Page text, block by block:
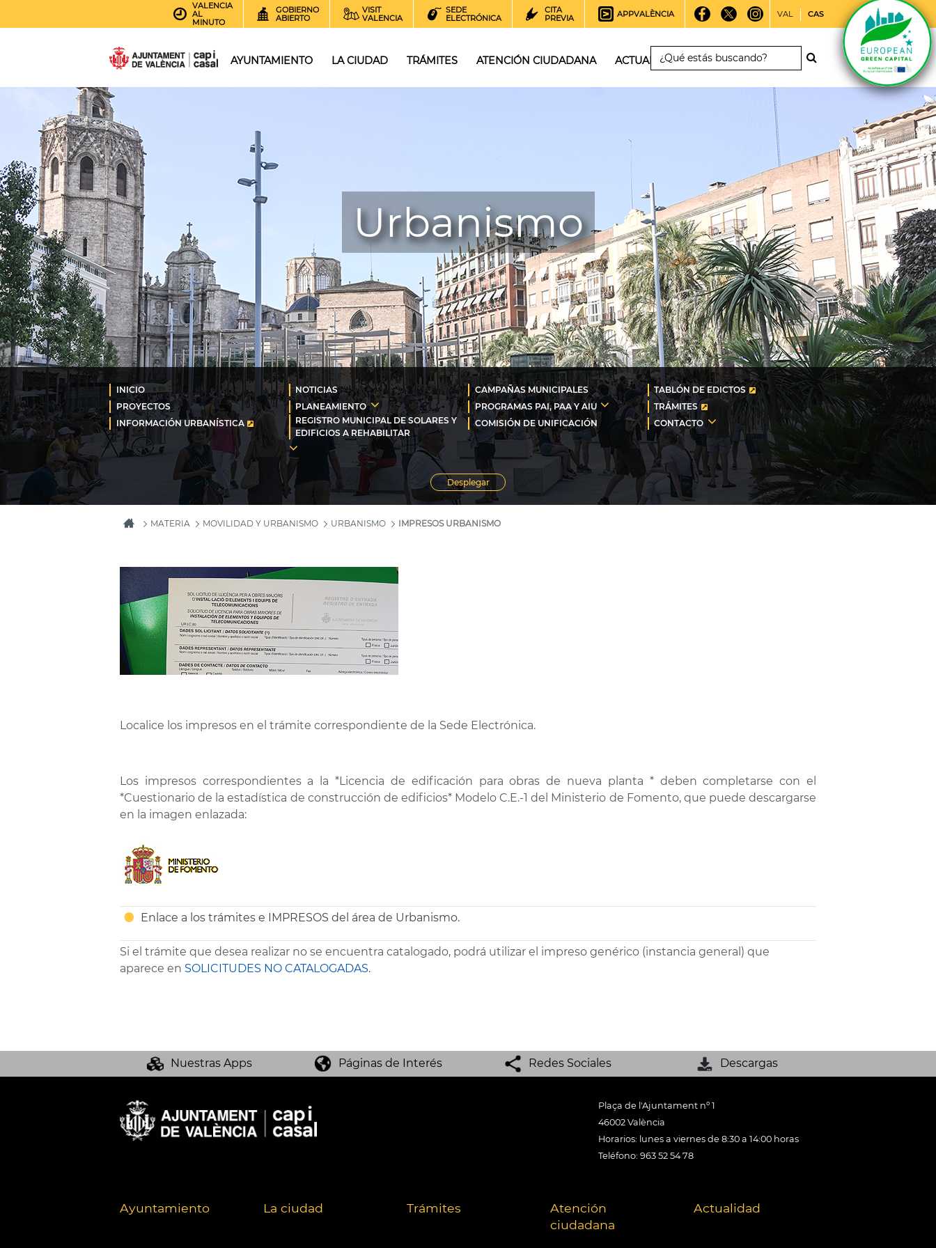
VALENCIA
AL
MINUTO
GOBIERNO
ABIERTO
VISIT
VALENCIA
SEDE
ELECTRÓNICA
CITA
PREVIA
APPVALÈNCIA VAL CAS
AYUNTAMIENTO LA CIUDAD TRÁMITES ATENCIÓN CIUDADANA ACTUALIDAD
Urbanismo
INICIO NOTICIAS CAMPAÑAS MUNICIPALES
TABLÓN DE EDICTOS
PROYECTOS
PLANEAMIENTO PROGRAMAS PAI, PAA Y AIU
TRÁMITES
INFORMACIÓN URBANÍSTICA
REGISTRO MUNICIPAL DE SOLARES Y
EDIFICIOS A REHABILITAR
COMISIÓN DE UNIFICACIÓN CONTACTO
Desplegar
MATERIA MOVILIDAD Y URBANISMO URBANISMO IMPRESOS URBANISMO
Localice los impresos en el trámite correspondiente de la Sede Electrónica.
Los impresos correspondientes a la *Licencia de edificación para obras de nueva planta * deben completarse con el
*Cuestionario de la estadística de construcción de edificios* Modelo C.E.-1 del Ministerio de Fomento, que puede descargarse
en la imagen enlazada:
Enlace a los trámites e IMPRESOS del área de Urbanismo.
Si el trámite que desea realizar no se encuentra catalogado, podrá utilizar el impreso genérico (instancia general) que
aparece en SOLICITUDES NO CATALOGADAS.
Nuestras Apps Páginas de Interés Redes Sociales Descargas
Plaça de l'Ajuntament nº 1
46002 València
Horarios: lunes a viernes de 8:30 a 14:00 horas
Teléfono: 963 52 54 78
Ayuntamiento La ciudad Trámites
Atención
ciudadana
Actualidad